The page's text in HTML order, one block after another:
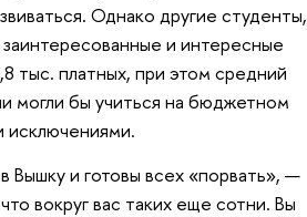
Однако другие студенты,
и интересные
тыс. платных, при этом средний
могли бы учиться на бюджетном
исключениями.
Вышку и готовы всех «порвать», —
вокруг вас таких еще сотни. Вы